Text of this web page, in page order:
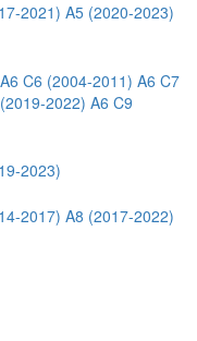
2021) A5 (2020-2023)
A6 C6 (2004-2011) A6 C7
2022) A6 C9
2023)
2017) A8 (2017-2022)